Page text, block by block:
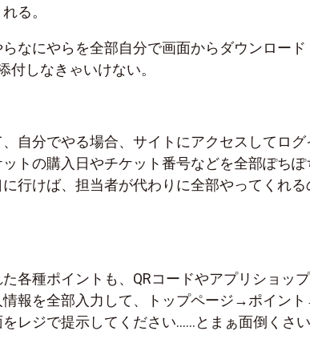
る。
なにやらを全部自分で画面からダウンロード
付しなきゃいけない。
自分でやる場合、サイトにアクセスしてログ
トの購入日やチケット番号などを全部ぽちぽ
行けば、担当者が代わりに全部やってくれる
各種ポイントも、QRコードやアプリショッ
情報を全部入力して、トップページ→ポイン
レジで提示してください……とまぁ面倒くさ